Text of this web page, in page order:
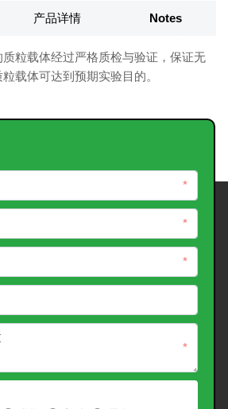
产品详情 Notes
粒载体经过严格质检与验证，保证无
载体可达到预期实验目的。
*
*
*
*